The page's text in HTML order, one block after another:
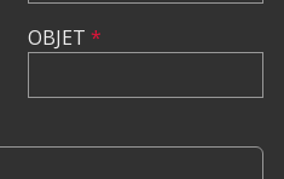
OBJET *